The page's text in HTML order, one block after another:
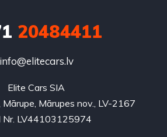
20484411
info@elitecars.lv
Elite Cars SIA
Mārupe, Mārupes nov., LV-2167
Nr. LV44103125974